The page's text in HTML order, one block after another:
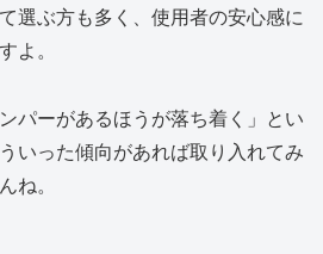
選ぶ方も多く、使用者の安心感に
よ。
パーがあるほうが落ち着く」とい
いった傾向があれば取り入れてみ
ね。